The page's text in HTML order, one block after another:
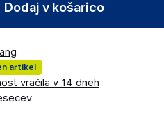
Dodaj v košarico
artikel
vračila v 14 dneh